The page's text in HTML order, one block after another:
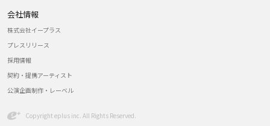
会社情報
株式会社イープラス
プレスリリース
採用情報
契約・提携アーティスト
公演企画制作・レーベル
Copyright eplus inc. All Rights Reserved.